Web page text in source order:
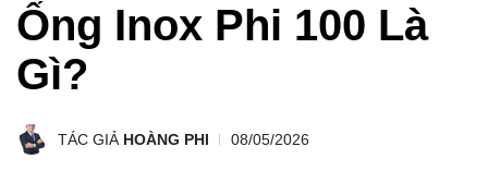
Ống Inox Phi 100 Là
Gì?
TÁC GIẢ HOÀNG PHI 08/05/2026